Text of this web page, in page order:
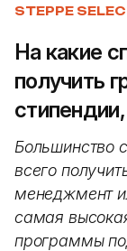
STEPPE
На какие
получить
Большинство
всего
менеджмент
самая
программы